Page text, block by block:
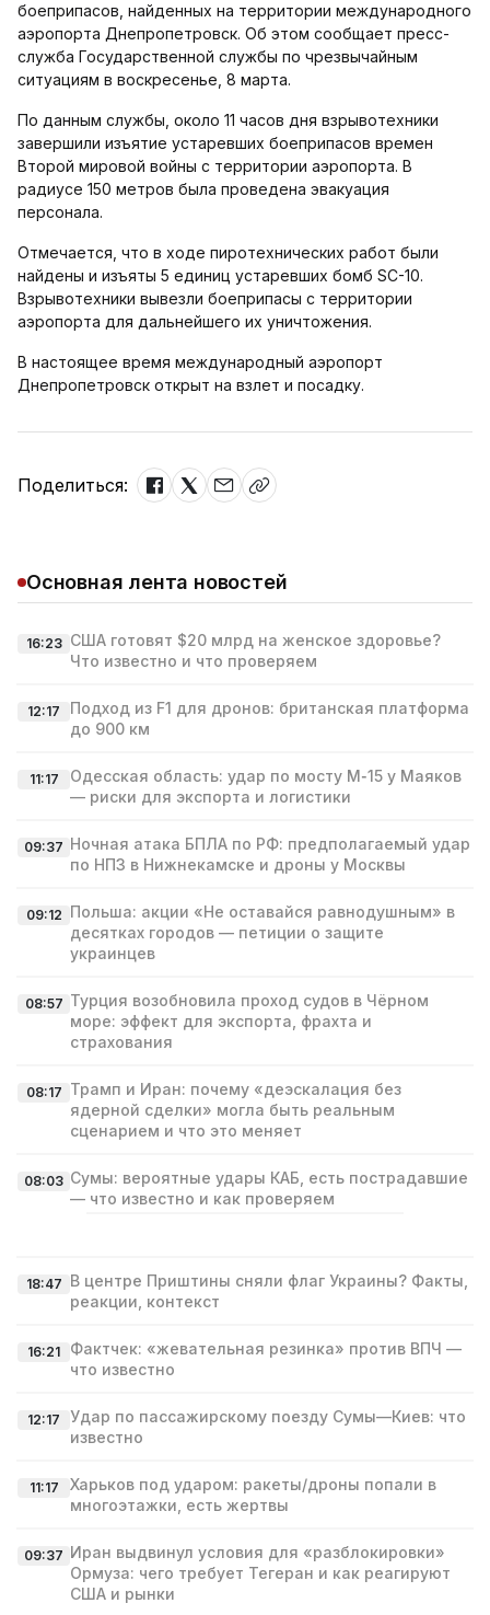
боеприпасов, найденных на территории международного
аэропорта Днепропетровск. Об этом сообщает пресс-
служба Государственной службы по чрезвычайным
ситуациям в воскресенье, 8 марта.
По данным службы, около 11 часов дня взрывотехники
завершили изъятие устаревших боеприпасов времен
Второй мировой войны с территории аэропорта. В
радиусе 150 метров была проведена эвакуация
персонала.
Отмечается, что в ходе пиротехнических работ были
найдены и изъяты 5 единиц устаревших бомб ЅС-10.
Взрывотехники вывезли боеприпасы с территории
аэропорта для дальнейшего их уничтожения.
В настоящее время международный аэропорт
Днепропетровск открыт на взлет и посадку.
Поделиться:
Основная лента новостей
16:23 США готовят $20 млрд на женское здоровье?
Что известно и что проверяем
12:17
Подход из F1 для дронов: британская платформа
до 900 км
11:17
Одесская область: удар по мосту М‑15 у Маяков
— риски для экспорта и логистики
09:37 Ночная атака БПЛА по РФ: предполагаемый удар
по НПЗ в Нижнекамске и дроны у Москвы
09:12 Польша: акции «Не оставайся равнодушным» в
десятках городов — петиции о защите
украинцев
08:57 Турция возобновила проход судов в Чёрном
море: эффект для экспорта, фрахта и
страхования
08:17 Трамп и Иран: почему «деэскалация без
ядерной сделки» могла быть реальным
сценарием и что это меняет
08:03 Сумы: вероятные удары КАБ, есть пострадавшие
— что известно и как проверяем
18:47 В центре Приштины сняли флаг Украины? Факты,
реакции, контекст
16:21
Фактчек: «жевательная резинка» против ВПЧ —
что известно
12:17
Удар по пассажирскому поезду Сумы—Киев: что
известно
11:17
Харьков под ударом: ракеты/дроны попали в
многоэтажки, есть жертвы
09:37 Иран выдвинул условия для «разблокировки»
Ормуза: чего требует Тегеран и как реагируют
США и рынки